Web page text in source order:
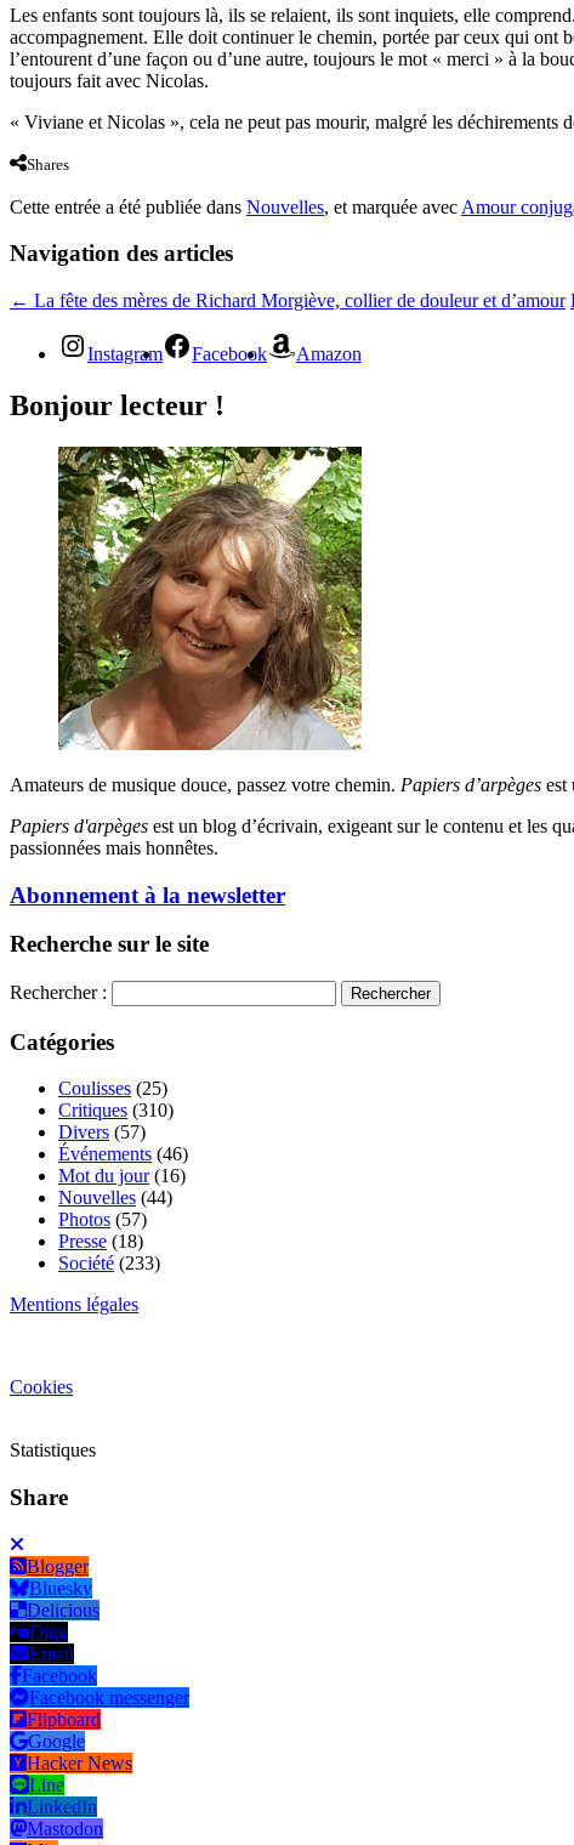
Les enfants sont toujours là, ils se relaient, ils sont inquiets, elle
accompagnement. Elle doit continuer le chemin, portée par ceux qui ont
l’entourent d’une façon ou d’une autre, toujours le mot « merci » à la
toujours fait avec Nicolas.
« Viviane et Nicolas », cela ne peut pas mourir, malgré les déchirements
Shares
Cette entrée a été publiée dans Nouvelles, et marquée avec Amour
Navigation des articles
← La fête des mères de Richard Morgiève, collier de douleur et d’amour
Instagram Facebook Amazon
Bonjour lecteur !
Amateurs de musique douce, passez votre chemin. Papiers d’arpèges est
Papiers d'arpèges est un blog d’écrivain, exigeant sur le contenu et les
passionnées mais honnêtes.
Abonnement à la newsletter
Recherche sur le site
Rechercher :
Catégories
Coulisses (25)
Critiques (310)
Divers (57)
Événements (46)
Mot du jour(16)
Nouvelles (44)
Photos (57)
Presse (18)
Société (233)
Mentions légales
Cookies
Statistiques
Share
Blogger
Bluesky
Delicious
Digg
Email
Facebook
Facebook messenger
Flipboard
Google
Hacker News
Line
LinkedIn
Mastodon